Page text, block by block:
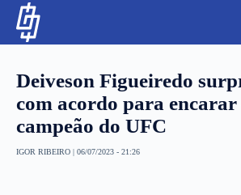
Deiveson Figueiredo
com acordo para encarar
campeão do UFC
IGOR RIBEIRO | 06/07/2023 - 21:26